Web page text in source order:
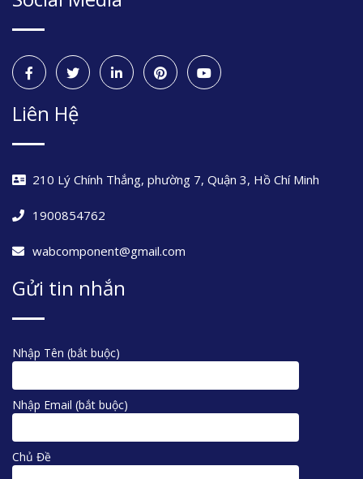
Liên Hệ
210 Lý Chính Thắng, phường 7, Quận 3, Hồ Chí Minh
1900854762
wabcomponent@gmail.com
Gửi tin nhắn
Nhập Tên (bắt buộc)
Nhập Email (bắt buộc)
Chủ Đề